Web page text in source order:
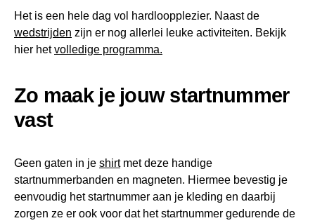
Het is een hele dag vol hardloopplezier. Naast de
wedstrijden zijn er nog allerlei leuke activiteiten. Bekijk
hier hetvolledige programma.
Zo maak je jouw startnummer
vast
Geen gaten in je shirtmet deze handige
startnummerbanden en magneten. Hiermee bevestig je
eenvoudig het startnummer aan je kleding en daarbij
zorgen ze er ook voor dat het startnummer gedurende de